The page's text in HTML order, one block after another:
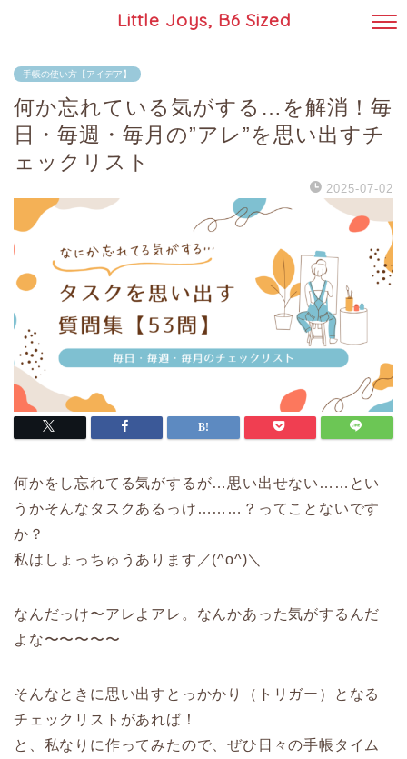
Little Joys, B6 Sized
手帳の使い方【アイデア】
何か忘れている気がする…を解消！毎
日・毎週・毎月の”アレ”を思い出すチ
ェックリスト
2025-07-02
何かをし忘れてる気がするが…思い出せない……とい
うかそんなタスクあるっけ………？ってことないです
か？
私はしょっちゅうあります／(^o^)＼
なんだっけ〜アレよアレ。なんかあった気がするんだ
よな〜〜〜〜〜
そんなときに思い出すとっかかり（トリガー）となる
チェックリストがあれば！
と、私なりに作ってみたので、ぜひ日々の手帳タイム